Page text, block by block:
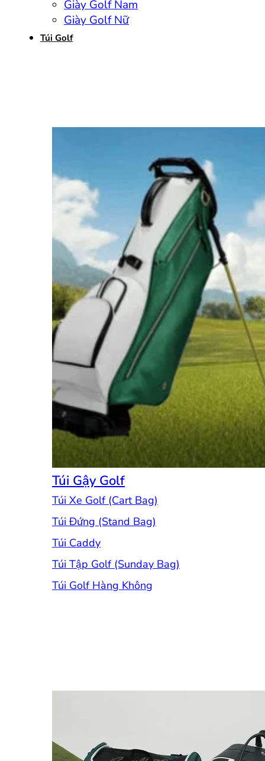
Giày Golf Nam
Giày Golf Nữ
Túi Golf
Túi Gậy Golf
Túi Xe Golf (Cart Bag)
Túi Đứng (Stand Bag)
Túi Caddy
Túi Tập Golf (Sunday Bag)
Túi Golf Hàng Không